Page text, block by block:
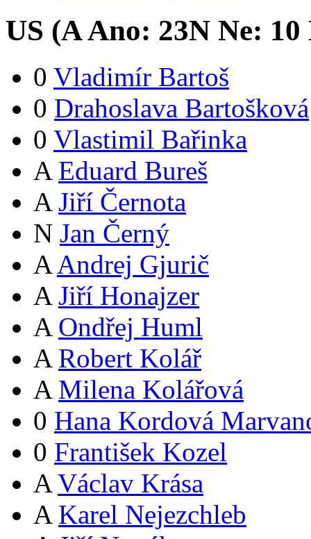
US (AAno: 23N Ne: 10
0 Vladimír Bartoš
0 Drahoslava Bartošková
0 Vlastimil Bařinka
A Eduard Bureš
A Jiří Černota
N Jan Černý
A Andrej Gjurič
A Jiří Honajzer
A Ondřej Huml
A Robert Kolář
A Milena Kolářová
0 Hana Kordová
0 František Kozel
A Václav Krása
A Karel Nejezchleb